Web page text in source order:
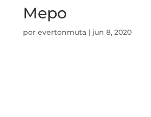
Mepo
por evertonmuta| jun 8, 2020